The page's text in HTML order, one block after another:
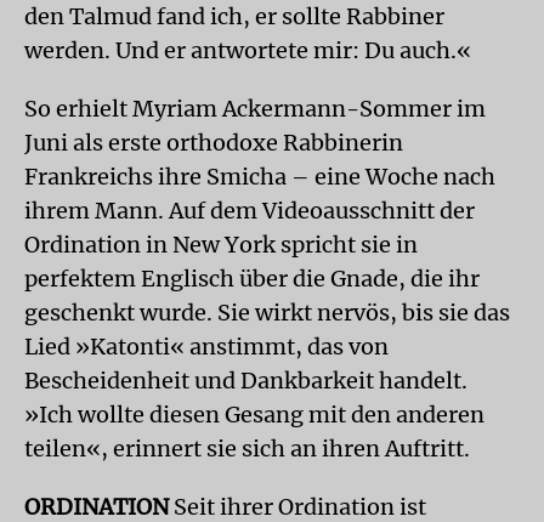
den Talmud fand ich, er sollte Rabbiner
werden. Und er antwortete mir: Du auch.«
So erhielt Myriam Ackermann-Sommer im
Juni als erste orthodoxe Rabbinerin
Frankreichs ihre Smicha – eine Woche nach
ihrem Mann. Auf dem Videoausschnitt der
Ordination in New York spricht sie in
perfektem Englisch über die Gnade, die ihr
geschenkt wurde. Sie wirkt nervös, bis sie das
Lied »Katonti« anstimmt, das von
Bescheidenheit und Dankbarkeit handelt.
»Ich wollte diesen Gesang mit den anderen
teilen«, erinnert sie sich an ihren Auftritt.
ORDINATIONSeit ihrer Ordination ist